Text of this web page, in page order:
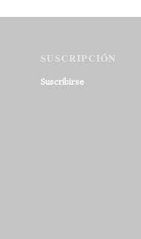
SUSCRIPCIÓN
Suscribirse